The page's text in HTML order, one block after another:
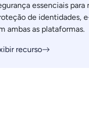
essenciais para
de identidades,
ambas as plataformas.
recurso